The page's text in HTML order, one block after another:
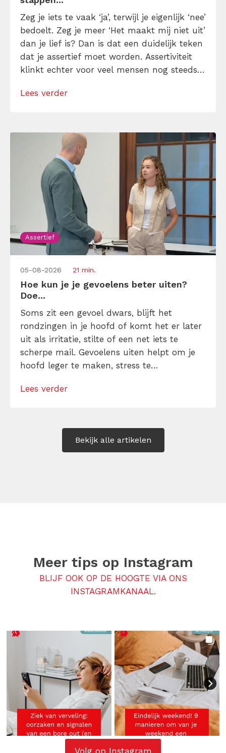
Zeg je iets te vaak ‘ja’, terwijl je eigenlijk ‘nee’
bedoelt. Zeg je meer ‘Het maakt mij niet uit’
dan je lief is? Dan is dat een duidelijk teken
dat je assertief moet worden. Assertiviteit
klinkt echter voor veel mensen nog steeds
maar dat is niet zo. Assertiviteit draait juist
Lees verder
Assertief
05-08-2026 21 min.
Hoe kun je je gevoelens beter uiten?
Doe...
Soms zit een gevoel dwars, blijft het
rondzingen in je hoofd of komt het er later
uit als irritatie, stilte of een net iets te
scherpe mail. Gevoelens uiten helpt om je
hoofd leger te maken, stress te
Maar hoe doe je dat zonder drama, verwijt
Lees verder
Bekijk alle artikelen
Meer tips op Instagram
BLIJF OOK OP DE HOOGTE VIA ONS
INSTAGRAMKANAAL.
Volg op Instagram